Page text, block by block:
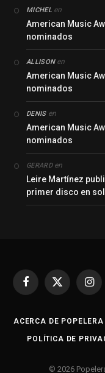
MICHELen
American Music
nominados
ALLISONen
American Music
nominados
DENISen
American Music
nominados
GERARDen
Leire Martínez
primer disco en
Facebook
X
ACERCA DE POPELERA
POLÍTICA DE
© 2026